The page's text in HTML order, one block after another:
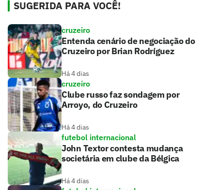
SUGERIDA PARA VOCÊ!
cruzeiro
Entenda cenário de negociação do
Cruzeiro por Brian Rodríguez
Há 4 dias
cruzeiro
Clube russo faz sondagem por
Arroyo, do Cruzeiro
Há 4 dias
futebol internacional
John Textor contesta mudança
societária em clube da Bélgica
Há 4 dias